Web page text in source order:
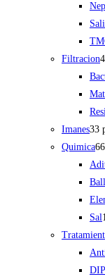
Filtracion
Imanes33
Quimica66
Sal
DIP